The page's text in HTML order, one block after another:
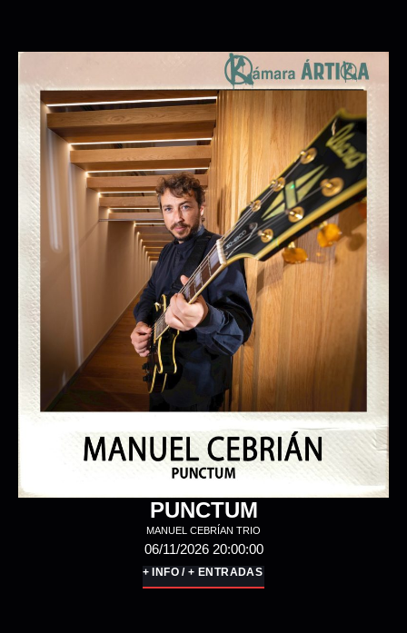
1972
BUTACAZERO
12/11/2026 20:00:00
13/11/2026 20:00:00
+ INFO / + ENTRADAS